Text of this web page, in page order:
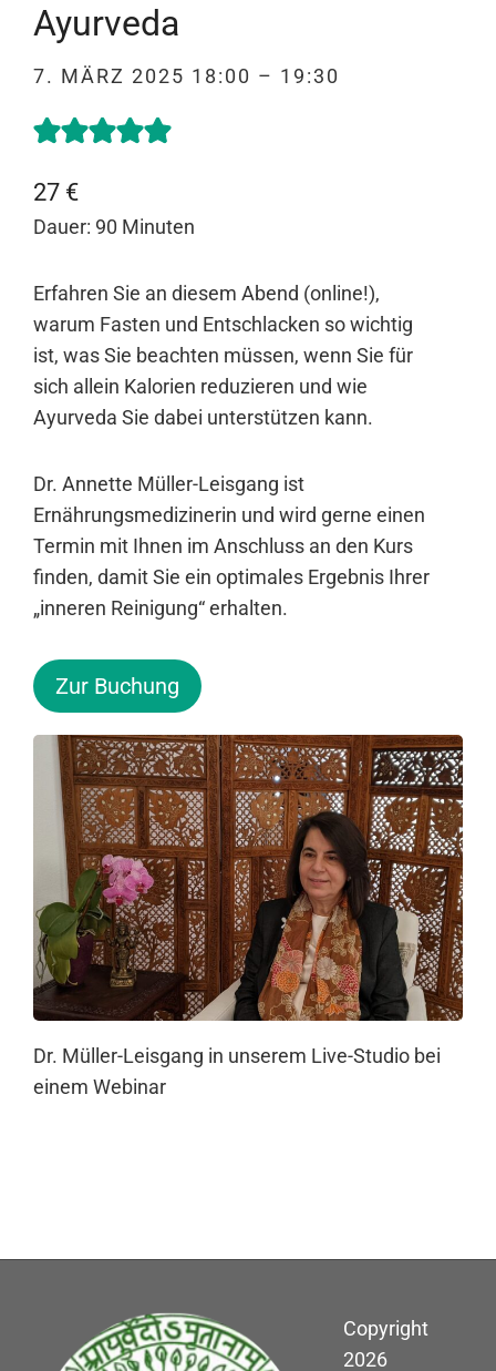
Ayurveda
7. MÄRZ 2025 18:00 – 19:30
27 €
Dauer: 90 Minuten
Erfahren Sie an diesem Abend (online!),
warum Fasten und Entschlacken so wichtig
ist, was Sie beachten müssen, wenn Sie für
sich allein Kalorien reduzieren und wie
Ayurveda Sie dabei unterstützen kann.
Dr. Annette Müller-Leisgang ist
Ernährungsmedizinerin und wird gerne einen
Termin mit Ihnen im Anschluss an den Kurs
finden, damit Sie ein optimales Ergebnis Ihrer
„inneren Reinigung“ erhalten.
Zur Buchung
Dr. Müller-Leisgang in unserem Live-Studio bei
einem Webinar
Copyright
2026